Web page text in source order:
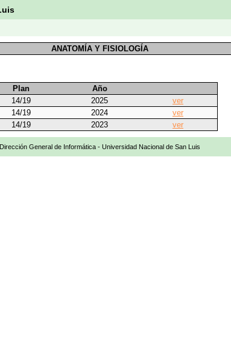
ANATOMÍA Y FISIOLOGÍA
Plan
Año
14/19
2025
ver
14/19
2024
ver
14/19
2023 ver
Dirección General de Informática - Universidad Nacional de San Luis